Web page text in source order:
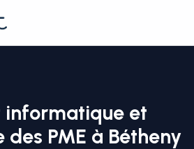
informatique et
PME à Bétheny